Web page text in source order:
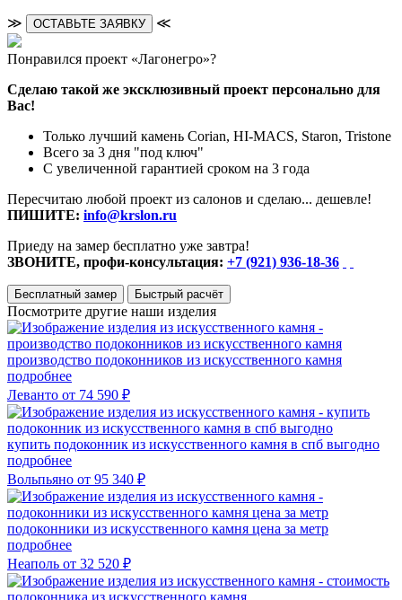
≫ ОСТАВЬТЕ ЗАЯВКУ ≪
Понравился проект «Лагонегро»?
Сделаю такой же эксклюзивный проект персонально для
Вас!
Только лучший камень Corian, HI-MACS, Staron, Tristone
Всего за 3 дня "под ключ"
С увеличенной гарантией сроком на 3 года
Пересчитаю любой проект из салонов и сделаю... дешевле!
ПИШИТЕ: info@krslon.ru
Приеду на замер бесплатно уже завтра!
ЗВОНИТЕ, профи-консультация: +7 (921) 936-18-36
Бесплатный замер Быстрый расчёт
Посмотрите другие наши изделия
производство подоконников из искусственного камня
подробнее
Леванто от 74 590 ₽
купить подоконник из искусственного камня в спб выгодно
подробнее
Вольпьяно от 95 340 ₽
подоконники из искусственного камня цена за метр
подробнее
Неаполь от 32 520 ₽